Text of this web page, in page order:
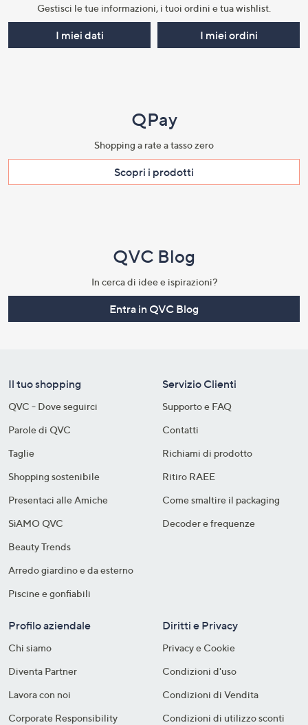
Gestisci le tue informazioni, i tuoi ordini e tua wishlist.​
I miei dati I miei ordini
QPay
Shopping a rate a tasso zero​
Scopri i prodotti​
QVC Blog
In cerca di idee e ispirazioni?
Entra in QVC Blog
Il tuo shopping
QVC - Dove seguirci
Parole di QVC
Taglie
Shopping sostenibile​
Presentaci alle Amiche
SìAMO QVC
Beauty Trends
Arredo giardino e da esterno
Piscine e gonfiabili
Servizio Clienti
Supporto e FAQ
Contatti
Richiami di prodotto
Ritiro RAEE
Come smaltire il packaging​
Decoder e frequenze​
Profilo aziendale
Chi siamo
Diventa Partner
Lavora con noi
Corporate Responsibility
Diritti e Privacy
Privacy e Cookie
Condizioni d'uso
Condizioni di Vendita
Condizioni di utilizzo sconti